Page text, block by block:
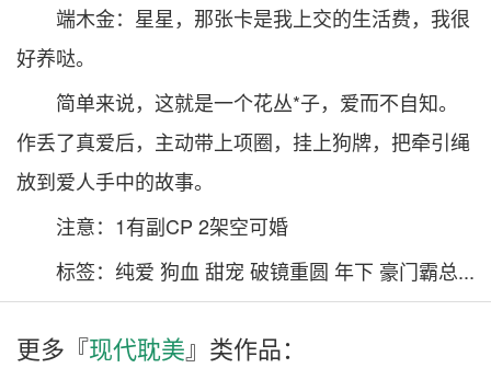
端木金：星星，那张卡是我上交的生活费，我很
好养哒。
简单来说，这就是一个花丛*子，爱而不自知。
作丢了真爱后，主动带上项圈，挂上狗牌，把牵引绳
放到爱人手中的故事。
注意：1有副CP 2架空可婚
标签：纯爱 狗血 甜宠 破镜重圆 年下 豪门霸总...
更多『现代耽美』类作品：